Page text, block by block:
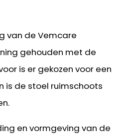
van de Vemcare
gehouden met de
is er gekozen voor een
is de stoel ruimschoots
en vormgeving van de